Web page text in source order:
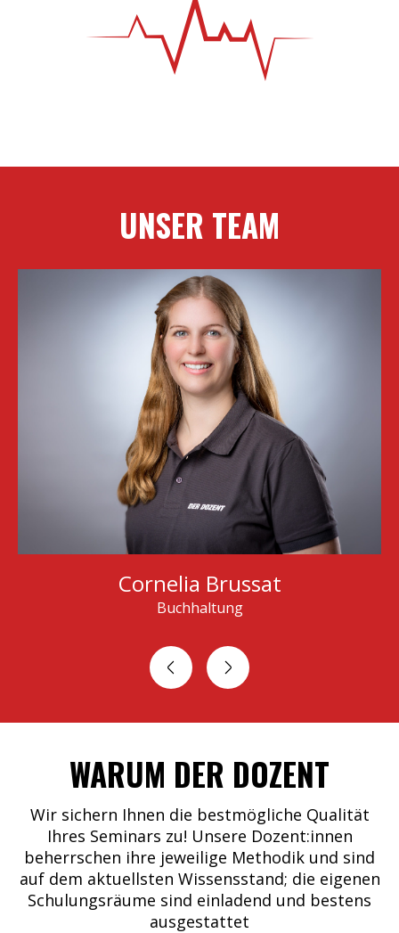
UNSER TEAM
Cornelia Brussat
WARUM DER DOZENT
Wir sichern Ihnen die bestmögliche Qualität
Ihres Seminars zu! Unsere Dozent:innen
beherrschen ihre jeweilige Methodik und sind
auf dem aktuellsten Wissensstand; die eigenen
Schulungsräume sind einladend und bestens
ausgestattet